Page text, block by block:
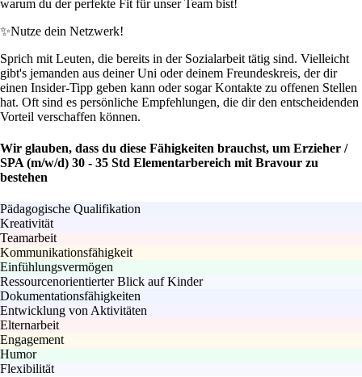
warum du der perfekte Fit für unser Team bist!
✨Nutze dein Netzwerk!
Sprich mit Leuten, die bereits in der Sozialarbeit tätig sind. Vielleicht
gibt's jemanden aus deiner Uni oder deinem Freundeskreis, der dir
einen Insider-Tipp geben kann oder sogar Kontakte zu offenen Stellen
hat. Oft sind es persönliche Empfehlungen, die dir den entscheidenden
Vorteil verschaffen können.
Wir glauben, dass du diese Fähigkeiten brauchst, um Erzieher /
SPA (m/w/d) 30 - 35 Std Elementarbereich mit Bravour zu
bestehen
Pädagogische Qualifikation
Kreativität
Teamarbeit
Kommunikationsfähigkeit
Einfühlungsvermögen
Ressourcenorientierter Blick auf Kinder
Dokumentationsfähigkeiten
Entwicklung von Aktivitäten
Elternarbeit
Engagement
Humor
Flexibilität